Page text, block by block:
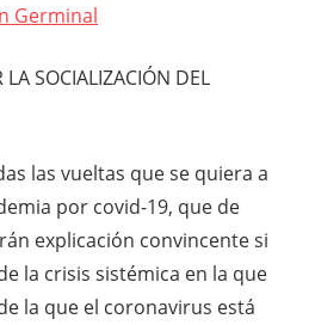
Germinal
LA SOCIALIZACIÓN DEL
las vueltas que se quiera a
por covid-19, que de
explicación convincente si
la crisis sistémica en la que
la que el coronavirus está